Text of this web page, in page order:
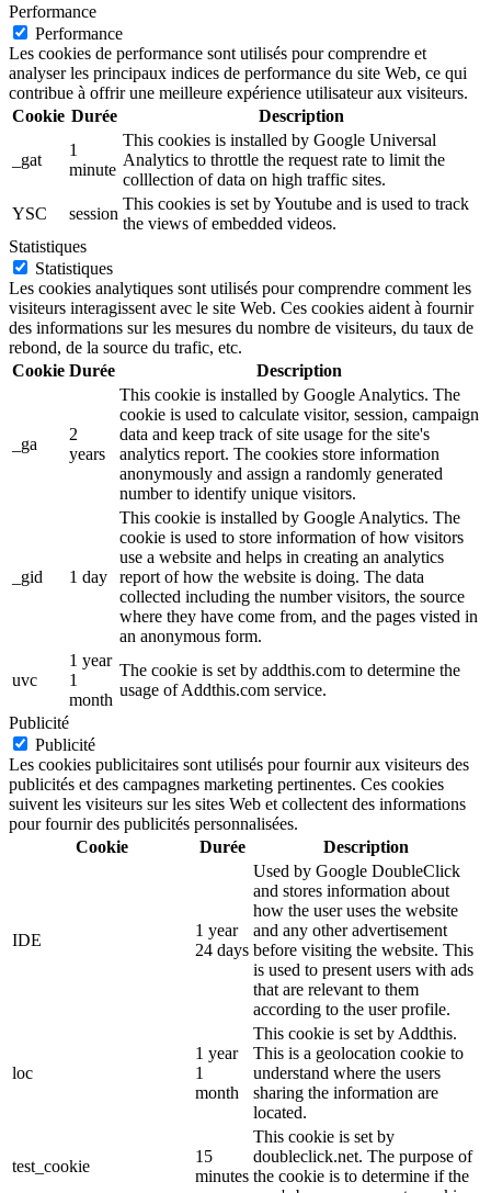
Performance
Performance
Les cookies de performance sont utilisés pour comprendre et
analyser les principaux indices de performance du site Web, ce qui
contribue à offrir une meilleure expérience utilisateur aux visiteurs.
Cookie Durée Description
_gat
1
minute
This cookies is installed by Google Universal
Analytics to throttle the request rate to limit the
colllection of data on high traffic sites.
YSC
session
This cookies is set by Youtube and is used to track
the views of embedded videos.
Statistiques
Statistiques
Les cookies analytiques sont utilisés pour comprendre comment les
visiteurs interagissent avec le site Web. Ces cookies aident à fournir
des informations sur les mesures du nombre de visiteurs, du taux de
rebond, de la source du trafic, etc.
Cookie Durée Description
_ga
2
years
This cookie is installed by Google Analytics. The
cookie is used to calculate visitor, session, campaign
data and keep track of site usage for the site's
analytics report. The cookies store information
anonymously and assign a randomly generated
number to identify unique visitors.
_gid 1 day
This cookie is installed by Google Analytics. The
cookie is used to store information of how visitors
use a website and helps in creating an analytics
report of how the website is doing. The data
collected including the number visitors, the source
where they have come from, and the pages visted in
an anonymous form.
uvc
1 year
1
month
The cookie is set by addthis.com to determine the
usage of Addthis.com service.
Publicité
Publicité
Les cookies publicitaires sont utilisés pour fournir aux visiteurs des
publicités et des campagnes marketing pertinentes. Ces cookies
suivent les visiteurs sur les sites Web et collectent des informations
pour fournir des publicités personnalisées.
Cookie
Durée Description
IDE
1 year
24 days
Used by Google DoubleClick
and stores information about
how the user uses the website
and any other advertisement
before visiting the website. This
is used to present users with ads
that are relevant to them
according to the user profile.
loc
1 year
1
month
This cookie is set by Addthis.
This is a geolocation cookie to
understand where the users
sharing the information are
located.
test_cookie
15
minutes
This cookie is set by
doubleclick.net. The purpose of
the cookie is to determine if the